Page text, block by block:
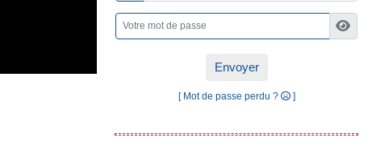
Envoyer
[ Mot de passe perdu ? ]